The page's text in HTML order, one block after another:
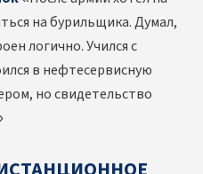
на бурильщика. Думал,
логично. Учился с
в нефтесервисную
но свидетельство